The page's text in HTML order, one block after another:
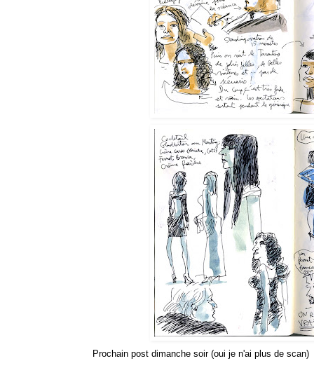
Prochain post dimanche soir (oui je n'ai plus de scan)